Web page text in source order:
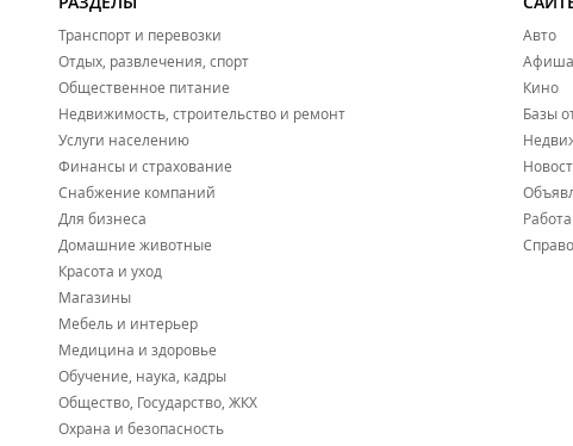
Транспорт и перевозки
Отдых, развлечения, спорт
Общественное питание
Недвижимость, строительство и ремонт
Услуги населению
Финансы и страхование
Снабжение компаний
Для бизнеса
Домашние животные
Красота и уход
Магазины
Мебель и интерьер
Медицина и здоровье
Обучение, наука, кадры
Общество, Государство, ЖКХ
Охрана и безопасность
Авто
Афиша
Кино
Базы